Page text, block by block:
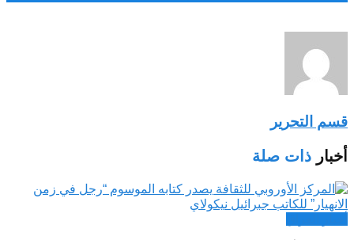
قسم التحرير
أخبار ذات صلة